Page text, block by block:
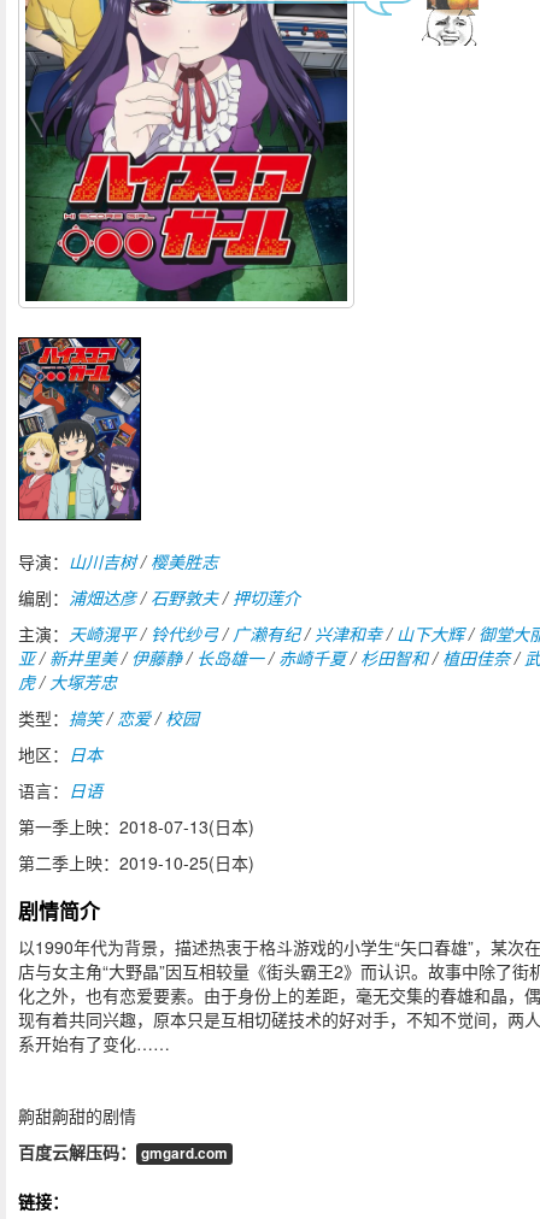
导演： 山川吉树/樱美胜志
编剧： 浦畑达彦/石野敦夫/押切莲介
主演： 天崎滉平/ 铃代纱弓/广濑有纪/兴津和幸/山下大辉/御堂大
亚/新井里美/ 伊藤静/ 长岛雄一/赤崎千夏/杉田智和/植田佳奈/武
虎/大塚芳忠
类型： 搞笑/恋爱/校园
地区： 日本
语言： 日语
第一季上映：2018-07-13(日本)
第二季上映：2019-10-25(日本)
剧情简介
以1990年代为背景，描述热衷于格斗游戏的小学生“矢口春雄”，某次
店与女主角“大野晶”因互相较量《街头霸王2》而认识。故事中除了街
化之外，也有恋爱要素。由于身份上的差距，毫无交集的春雄和晶，
现有着共同兴趣，原本只是互相切磋技术的好对手，不知不觉间，两
系开始有了变化……
齁甜齁甜的剧情
百度云解压码：
gmgard.com
链接：